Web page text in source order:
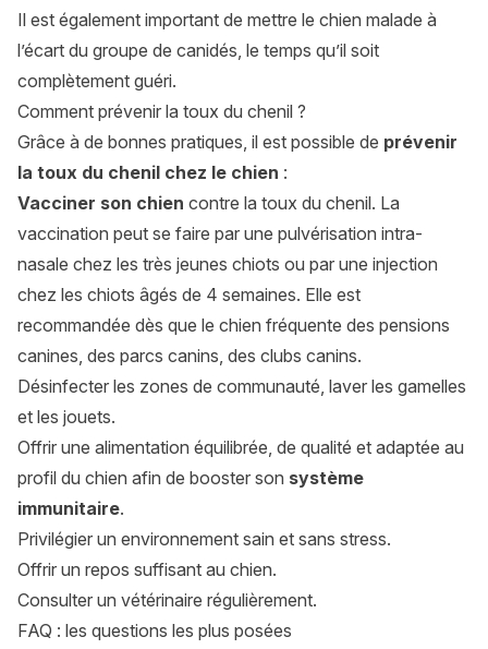
Il est également important de mettre le chien malade à
l’écart du groupe de canidés, le temps qu’il soit
complètement guéri.
Comment prévenir la toux du chenil ?
Grâce à de bonnes pratiques, il est possible de prévenir
la toux du chenil chez le chien :
Vacciner son chien contre la toux du chenil. La
vaccination peut se faire par une pulvérisation intra-
nasale chez les très jeunes chiots ou par une injection
chez les chiots âgés de 4 semaines. Elle est
recommandée dès que le chien fréquente des pensions
canines, des parcs canins, des clubs canins.
Désinfecter les zones de communauté, laver les gamelles
et les jouets.
Offrir une alimentation équilibrée, de qualité et adaptée au
profil du chien afin de booster son système
immunitaire.
Privilégier un environnement sain et sans stress.
Offrir un repos suffisant au chien.
Consulter un vétérinaire régulièrement.
FAQ : les questions les plus posées